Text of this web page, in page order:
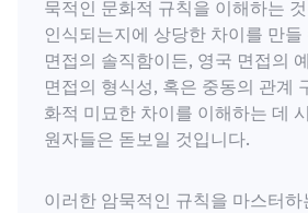
묵적인 문화적 규칙을 이해하는
인식되는지에 상당한 차이를 만
면접의 솔직함이든, 영국 면접의
면접의 형식성, 혹은 중동의 관계
화적 미묘한 차이를 이해하는 데
원자들은 돋보일 것입니다.
이러한 암묵적인 규칙을 마스터하